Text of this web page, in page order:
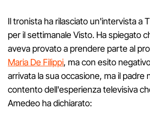
Il tronista ha rilasciato un'intervista a
per il settimanale Visto. Ha spiegato
aveva provato a prendere parte al
Maria De Filippi, ma con esito
arrivata la sua occasione, ma il padre
contento dell'esperienza televisiva
Amedeo ha dichiarato: